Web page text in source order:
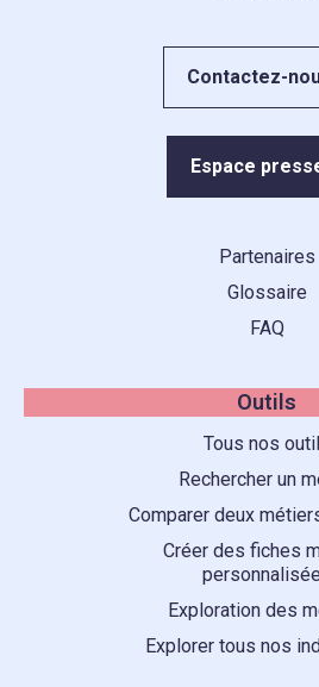
Contactez-
Espace
Partenaires
Glossaire
FAQ
Outils
Tous nos
Rechercher un
Comparer deux
Créer des fiches
Exploration des
Explorer tous nos